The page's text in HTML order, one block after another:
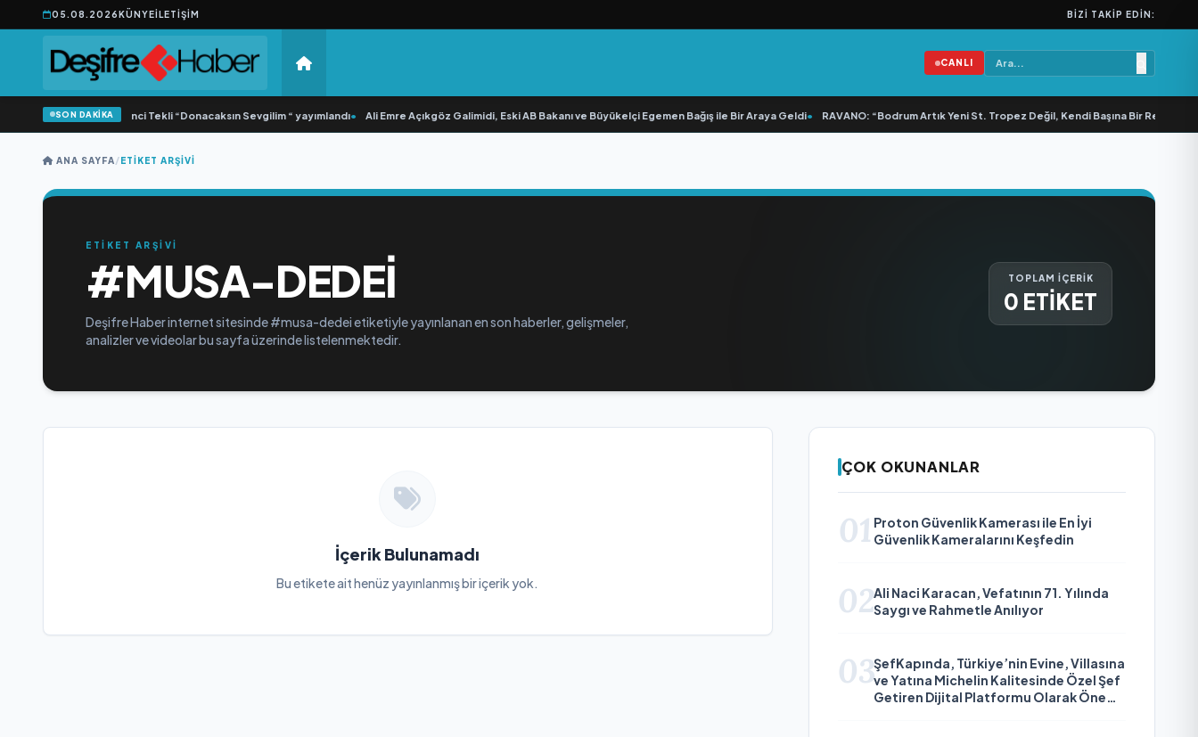
05.08.2026KÜNYEİLETIŞIM BIZI TAKIP EDIN:
CANLI
SON DAKİKA
Yonca Samlı ‘dan İkinci Tekli “Donacaksın Sevgilim “ yayımlandı• Ali Emre Açıkgöz Galimidi, Eski AB Bakanı ve Büyükelçi Egemen Bağış ile Bir Araya Geldi• RAVANO: “Bodrum Artık Yeni St. Tropez Değil, Kendi Başına Bir Referans”
ANA SAYFA/ETIKET ARŞIVI
ETİKET ARŞİVİ
#MUSA-DEDEI
Deşifre Haber internet sitesinde #musa-dedei etiketiyle yayınlanan en son haberler, gelişmeler,
analizler ve videolar bu sayfa üzerinde listelenmektedir.
TOPLAM İÇERİK
0 ETİKET
İçerik Bulunamadı
Bu etikete ait henüz yayınlanmış bir içerik yok.
ÇOK OKUNANLAR
01 Proton Güvenlik Kamerası ile En İyi
Güvenlik Kameralarını Keşfedin
02Ali Naci Karacan, Vefatının 71. Yılında
Saygı ve Rahmetle Anılıyor
03ŞefKapında, Türkiye’nin Evine, Villasına
ve Yatına Michelin Kalitesinde Özel Şef
Getiren Dijital Platformu Olarak Öne